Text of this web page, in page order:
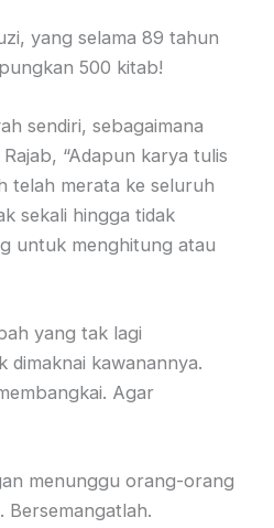
yang selama 89 tahun
500 kitab!
sendiri, sebagaimana
“Adapun karya tulis
telah merata ke seluruh
sekali hingga tidak
untuk menghitung atau
yang tak lagi
dimaknai kawanannya.
Agar
menunggu orang-orang
Bersemangatlah.